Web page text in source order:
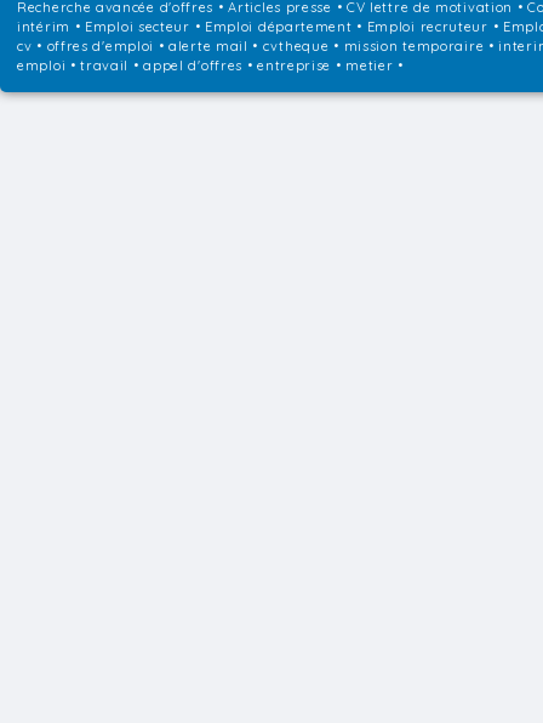
Recherche avancée d'offres •Articles presse • CV lettre de motivation •
intérim • Emploi secteur • Emploi département • Emploi recruteur •
cv • offres d'emploi • alerte mail • cvtheque • mission temporaire •
emploi • travail • appel d'offres • entreprise • metier •